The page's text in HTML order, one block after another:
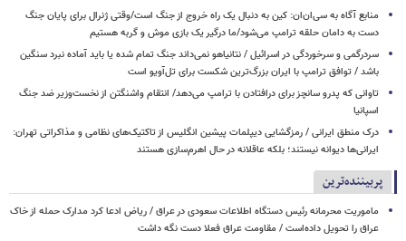
منابع آگاه به سی‌ان‌ان: کین به دنبال یک راه خروج از جنگ است/وقتی ژنرال برای پایان جنگ
دست به دامان حلقه ترامپ می‌شود/ما درگیر یک بازی موش و گربه هستیم
سردرگمی و سرخوردگی در اسرائیل / نتانیاهو نمی‌داند جنگ تمام شده یا باید آماده نبرد سنگین
باشد / توافق ترامپ با ایران بزرگ‌ترین شکست برای تل‌آویو است
تاوانی که پدرو سانچز برای درافتادن با ترامپ می‌دهد/ انتقام واشنگتن از نخست‌وزیر ضد جنگ
اسپانیا
درک منطق ایرانی / رمزگشایی دیپلمات پیشین انگلیس از تاکتیک‌های نظامی و مذاکراتی تهران:
ایرانی‌ها دیوانه نیستند؛ بلکه عاقلانه در حال اهرم‌سازی هستند
پربیننده‌ترین
ماموریت محرمانه رئیس دستگاه اطلاعات سعودی در عراق / ریاض ادعا کرد مدارک حمله از خاک
عراق را تحویل داده‌است / مقاومت عراق فعلا دست نگه داشت